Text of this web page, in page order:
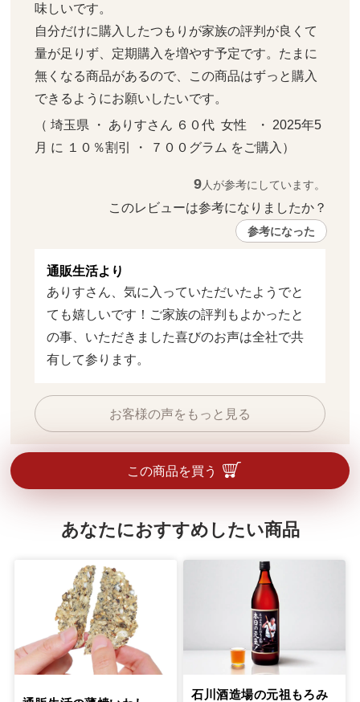
味しいです。
自分だけに購入したつもりが家族の評判が良くて
量が足りず、定期購入を増やす予定です。たまに
無くなる商品があるので、この商品はずっと購入
できるようにお願いしたいです。
（ 埼玉県 ・ ありすさん ６０代  女性   ・ 2025年5
月 に １０％割引 ・ ７００グラム をご購入）
9人が参考にしています。
このレビューは参考になりましたか？
参考になった
通販生活より
ありすさん、気に入っていただいたようでと
ても嬉しいです！ご家族の評判もよかったと
の事、いただきました喜びのお声は全社で共
有して参ります。
お客様の声をもっと見る
この商品を買う
あなたにおすすめしたい商品
石川酒造場の元祖もろみ